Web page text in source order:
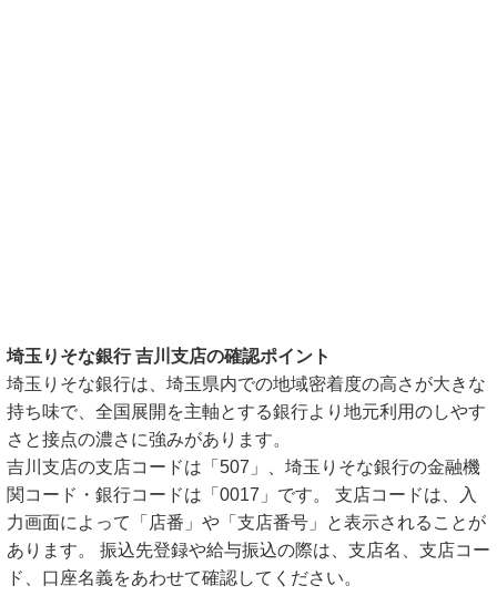
埼玉りそな銀行 吉川支店の確認ポイント
埼玉りそな銀行は、埼玉県内での地域密着度の高さが大きな
持ち味で、全国展開を主軸とする銀行より地元利用のしやす
さと接点の濃さに強みがあります。
吉川支店の支店コードは「507」、埼玉りそな銀行の金融機
関コード・銀行コードは「0017」です。 支店コードは、入
力画面によって「店番」や「支店番号」と表示されることが
あります。 振込先登録や給与振込の際は、支店名、支店コー
ド、口座名義をあわせて確認してください。